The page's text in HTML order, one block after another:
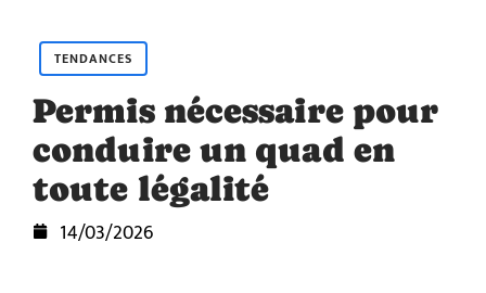
TENDANCES
Permis nécessaire pour
conduire un quad en
toute légalité
14/03/2026